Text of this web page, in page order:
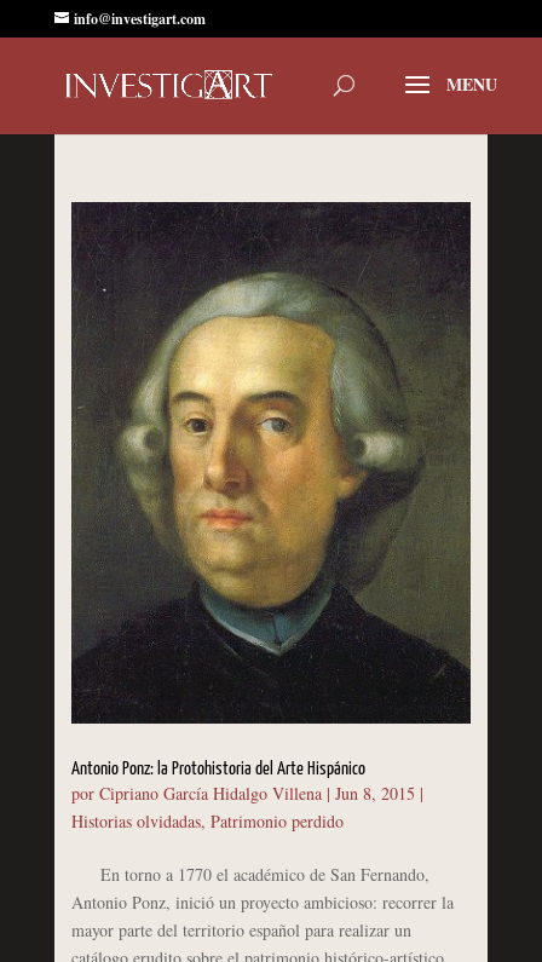
info@investigart.com
Antonio Ponz: la Protohistoria del Arte Hispánico
por Cipriano García Hidalgo Villena| Jun 8, 2015 |
Historias olvidadas, Patrimonio perdido
En torno a 1770 el académico de San Fernando,
Antonio Ponz, inició un proyecto ambicioso: recorrer la
mayor parte del territorio español para realizar un